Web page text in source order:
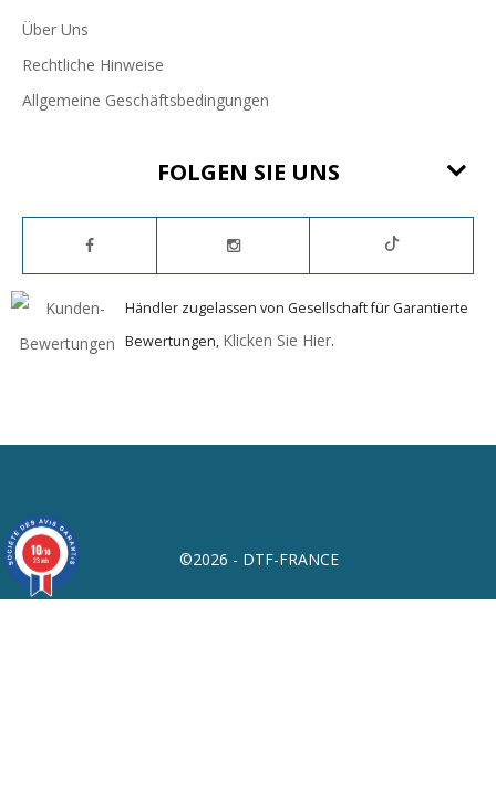
Über Uns
Rechtliche Hinweise
Allgemeine Geschäftsbedingungen
FOLGEN SIE UNS
Händler zugelassen von Gesellschaft für Garantierte
Bewertungen, Klicken Sie Hier.
©2026 - DTF-FRANCE
10/10
23 avis